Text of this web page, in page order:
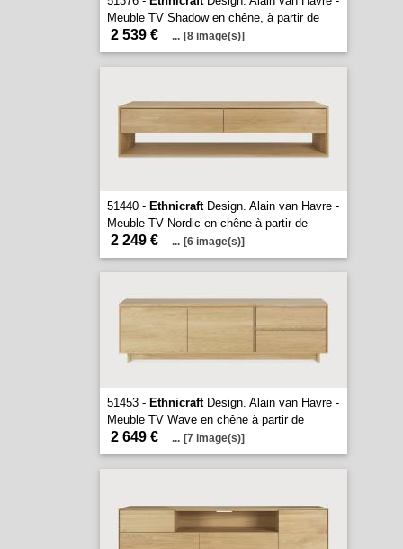
Meuble TV Shadow en chêne, à partir de
2 539 € ... [8 image(s)]
51440 - EthnicraftDesign. Alain van Havre -
Meuble TV Nordic en chêne à partir de
2 249 € ... [6 image(s)]
51453 - EthnicraftDesign. Alain van Havre -
Meuble TV Wave en chêne à partir de
2 649 € ... [7 image(s)]